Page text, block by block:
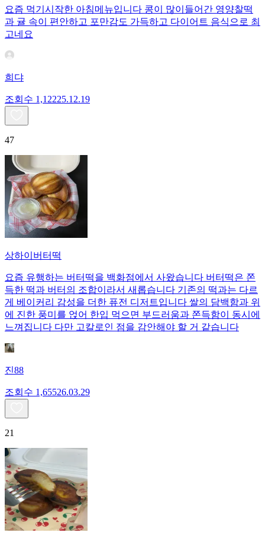
요즘 먹기시작한 아침메뉴입니다 콩이 많이들어간 영양찰떡
과 귤 속이 편안하고 포만감도 가득하고 다이어트 음식으로 최
고네요
희댜
조회수 1,12225.12.19
47
상하이버터떡
요즘 유행하는 버터떡을 백화점에서 사왔습니다 버터떡은 쫀
득한 떡과 버터의 조합이라서 새롭습니다 기존의 떡과는 다르
게 베이커리 감성을 더한 퓨전 디저트입니다 쌀의 담백함과 위
에 진한 풍미를 얹어 한입 먹으면 부드러움과 쫀득함이 동시에
느껴집니다 다만 고칼로인 점을 감안해야 할 거 같습니다
진88
조회수 1,65526.03.29
21